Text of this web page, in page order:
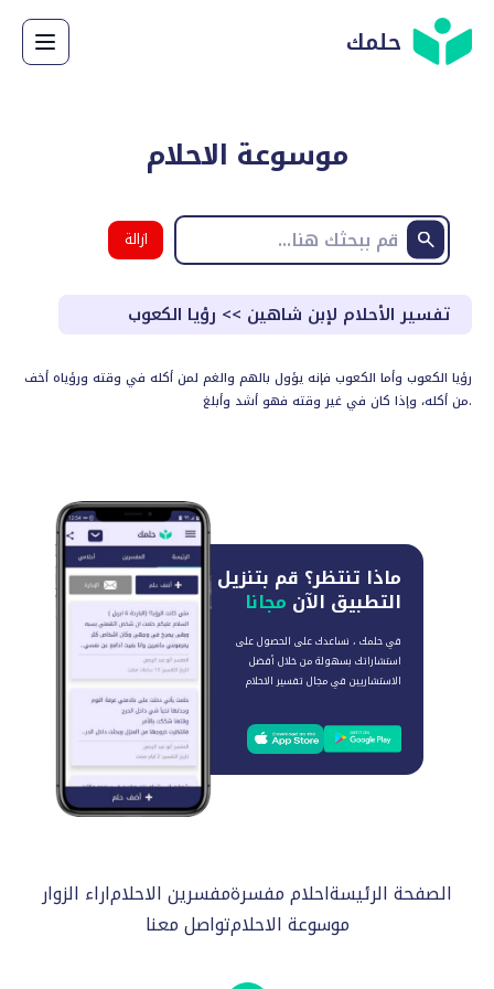
حلمك
موسوعة الاحلام
ازالة
البحث
تفسير الأحلام لإبن شاهين >> رؤيا الكعوب
رؤيا الكعوب وأما الكعوب فإنه يؤول بالهم والغم لمن أكله في وقته ورؤياه أخف
من أكله، وإذا كان في غير وقته فهو أشد وأبلغ.
ماذا تنتظر؟ قم بتنزيل
التطبيق الآن مجانا
في حلمك ، نساعدك على الحصول على
استشاراتك بسهولة من خلال أفضل
الاستشاريين في مجال تفسير الاحلام
الصفحة الرئيسةاحلام مفسرةمفسرين الاحلاماراء الزوار
موسوعة الاحلامتواصل معنا